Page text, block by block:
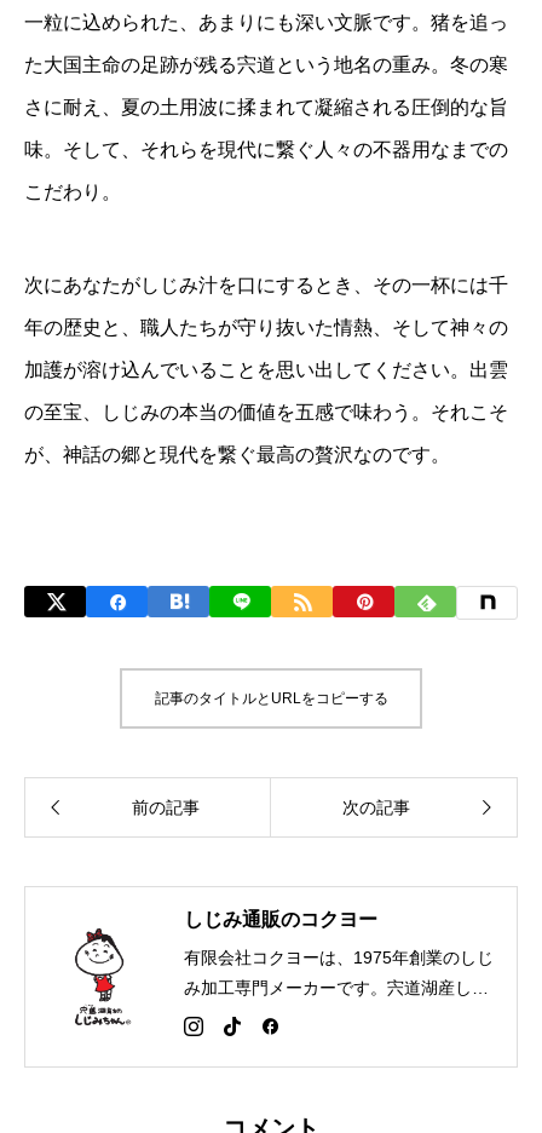
一粒に込められた、あまりにも深い文脈です。猪を追っ
た大国主命の足跡が残る宍道という地名の重み。冬の寒
さに耐え、夏の土用波に揉まれて凝縮される圧倒的な旨
味。そして、それらを現代に繋ぐ人々の不器用なまでの
こだわり。
次にあなたがしじみ汁を口にするとき、その一杯には千
年の歴史と、職人たちが守り抜いた情熱、そして神々の
加護が溶け込んでいることを思い出してください。出雲
の至宝、しじみの本当の価値を五感で味わう。それこそ
が、神話の郷と現代を繋ぐ最高の贅沢なのです。
記事のタイトルとURLをコピーする
しじみ通販のコクヨー
有限会社コクヨーは、1975年創業のしじ
み加工専門メーカーです。宍道湖産しじ
みを漁師から直接仕入れ、自社工場で丁